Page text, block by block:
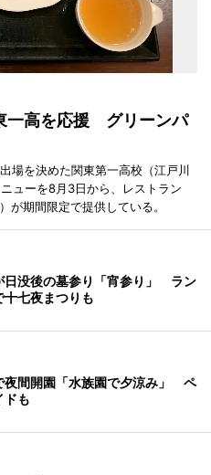
一高を応援 グリーンパ
場を決めた関東第一高校（江戸川
ューを8月3日から、レストラン
が期間限定で提供している。
日没後の墓参り「宵参り」 ラン
十七夜まつりも
夜間開園「水族園で夕涼み」 ペ
ドも